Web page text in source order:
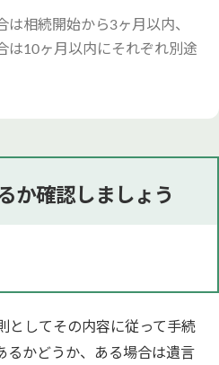
相続開始から3ヶ月以内、
は10ヶ月以内にそれぞれ別途
か確認しましょう
としてその内容に従って手続
るかどうか、ある場合は遺言